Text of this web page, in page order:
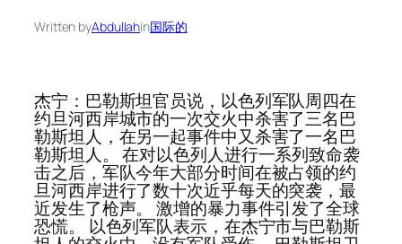
Written byAbdullahin国际的
杰宁：巴勒斯坦官员说，以色列军队周四在
约旦河西岸城市的一次交火中杀害了三名巴
勒斯坦人，在另一起事件中又杀害了一名巴
勒斯坦人。 在对以色列人进行一系列致命袭
击之后，军队今年大部分时间在被占领的约
旦河西岸进行了数十次近乎每天的突袭，最
近发生了枪声。 激增的暴力事件引发了全球
恐慌。 以色列军队表示，在杰宁市与巴勒斯